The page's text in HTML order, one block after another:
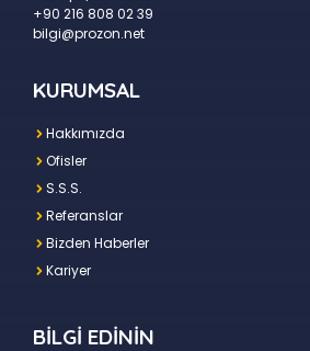
+90 216 808 02 39
bilgi@prozon.net
KURUMSAL
Hakkımızda
Ofisler
S.S.S.
Referanslar
Bizden Haberler
Kariyer
BİLGİ EDİNİN